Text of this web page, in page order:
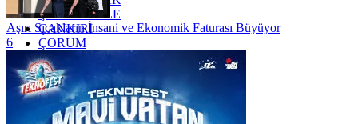
ÇANAKKALE
ÇANKIRI
ÇORUM
İSTANBUL
İZMİR
ŞANLIURFA
ŞIRNAK
Aşırı Sıcakların İnsani ve Ekonomik Faturası Büyüyor
6